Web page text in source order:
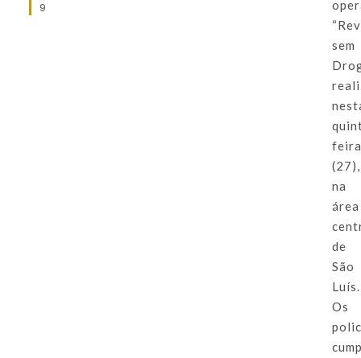
9
sem
(27),
na
área
de
São
Luís.
Os